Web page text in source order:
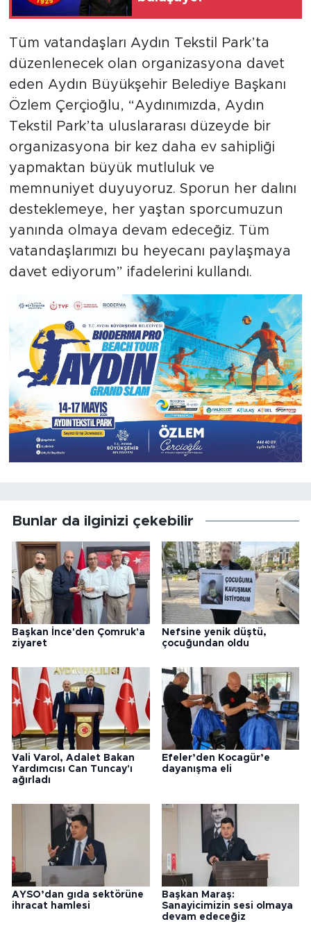
Tüm vatandaşları Aydın Tekstil Park’ta
düzenlenecek olan organizasyona davet
eden Aydın Büyükşehir Belediye Başkanı
Özlem Çerçioğlu, “Aydınımızda, Aydın
Tekstil Park’ta uluslararası düzeyde bir
organizasyona bir kez daha ev sahipliği
yapmaktan büyük mutluluk ve
memnuniyet duyuyoruz. Sporun her dalını
desteklemeye, her yaştan sporcumuzun
yanında olmaya devam edeceğiz. Tüm
vatandaşlarımızı bu heyecanı paylaşmaya
davet ediyorum” ifadelerini kullandı.
Bunlar da ilginizi çekebilir
Başkan İnce'den Çomruk'a
ziyaret
Nefsine yenik düştü,
çocuğundan oldu
Vali Varol, Adalet Bakan
Yardımcısı Can Tuncay'ı
ağırladı
Efeler’den Kocagür’e
dayanışma eli
AYSO’dan gıda sektörüne
ihracat hamlesi
Başkan Maraş:
Sanayicimizin sesi olmaya
devam edeceğiz